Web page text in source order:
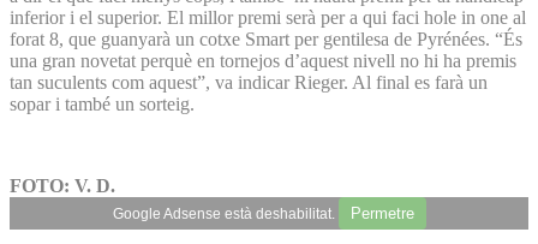
inferior i el superior. El millor premi serà per a qui faci hole in one al
forat 8, que guanyarà un cotxe Smart per gentilesa de Pyrénées. “És
una gran novetat perquè en tornejos d’aquest nivell no hi ha premis
tan suculents com aquest”, va indicar Rieger. Al final es farà un
sopar i també un sorteig.
FOTO: V. D.
Google Adsense està deshabilitat. Permetre